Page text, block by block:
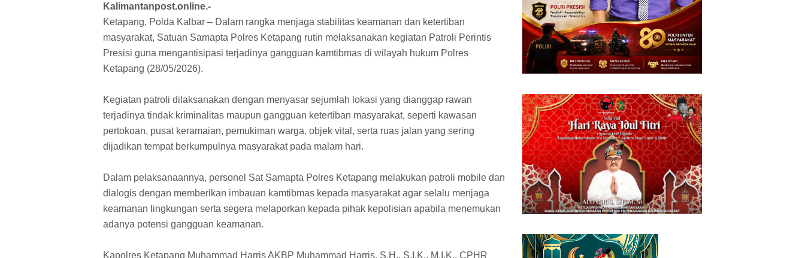
Kalimantanpost.online.-
Ketapang, Polda Kalbar – Dalam rangka menjaga stabilitas keamanan dan ketertiban
masyarakat, Satuan Samapta Polres Ketapang rutin melaksanakan kegiatan Patroli Perintis
Presisi guna mengantisipasi terjadinya gangguan kamtibmas di wilayah hukum Polres
Ketapang (28/05/2026).
Kegiatan patroli dilaksanakan dengan menyasar sejumlah lokasi yang dianggap rawan
terjadinya tindak kriminalitas maupun gangguan ketertiban masyarakat, seperti kawasan
pertokoan, pusat keramaian, pemukiman warga, objek vital, serta ruas jalan yang sering
dijadikan tempat berkumpulnya masyarakat pada malam hari.
Dalam pelaksanaannya, personel Sat Samapta Polres Ketapang melakukan patroli mobile dan
dialogis dengan memberikan imbauan kamtibmas kepada masyarakat agar selalu menjaga
keamanan lingkungan serta segera melaporkan kepada pihak kepolisian apabila menemukan
adanya potensi gangguan keamanan.
Kapolres Ketapang Muhammad Harris AKBP Muhammad Harris, S.H., S.I.K., M.I.K., CPHR